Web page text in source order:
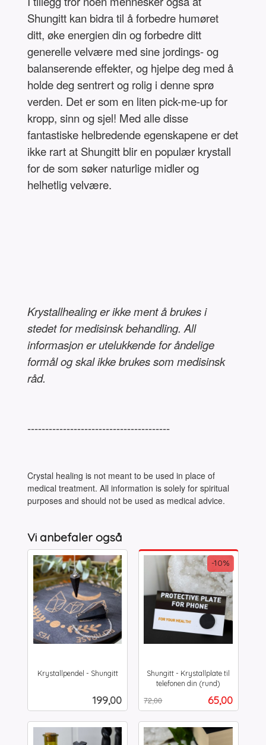
Shungitt kan bidra til å forbedre humøret
ditt, øke energien din og forbedre ditt
generelle velvære med sine jordings- og
balanserende effekter, og hjelpe deg med å
holde deg sentrert og rolig i denne sprø
verden. Det er som en liten pick-me-up for
kropp, sinn og sjel! Med alle disse
fantastiske helbredende egenskapene er det
ikke rart at Shungitt blir en populær krystall
for de som søker naturlige midler og
helhetlig velvære.
Krystallhealing er ikke ment å brukes i
stedet for medisinsk behandling. All
informasjon er utelukkende for åndelige
formål og skal ikke brukes som medisinsk
råd.
----------------------------------------
Crystal healing is not meant to be used in place of
medical treatment. All information is solely for spiritual
purposes and should not be used as medical advice.
Vi anbefaler også
Krystallpendel - Shungitt
Pris
199,00
Shungitt - Krystallplate til
telefonen din (rund)
Tilbud
65,00
72,00
-10%
mva.